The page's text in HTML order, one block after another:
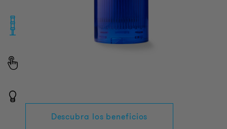
Descubra los beneficios